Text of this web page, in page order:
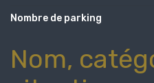
Nombre de parking
Nom,